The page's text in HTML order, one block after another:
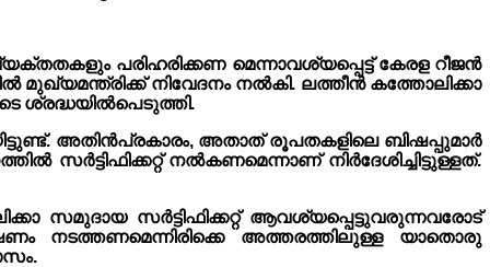
പരിഹരിക്കണ മെന്നാവശ്യപ്പെട്ട് കേരള റീജൻ
നിവേദനം നൽകി. ലത്തീൻ കത്തോലിക്കാ
ശ്രദ്ധയിൽപെടുത്തി.
അതിൻപ്രകാരം, അതാത് രൂപതകളിലെ ബിഷപ്പുമാർ
നൽകണമെന്നാണ് നിർദേശിച്ചിട്ടുള്ളത്.
സമുദായ സർട്ടിഫിക്കറ്റ് ആവശ്യപ്പെട്ടുവരുന്നവരോട്
നടത്തണമെന്നിരിക്കെ അത്തരത്തിലുള്ള യാതൊരു